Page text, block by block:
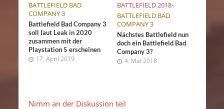
BATTLEFIELD BAD
COMPANY 3
Battlefield Bad Company 3
soll laut Leak in 2020
zusammen mit der
Playstation 5 erscheinen
17. April 2019
BATTLEFIELD 2018•
BATTLEFIELD BAD
COMPANY 3
Nächstes Battlefield nun
doch ein Battlefield Bad
Company 3?
4. Mai 2018
Nimm an der Diskussion teil